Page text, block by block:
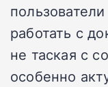
работать с
не таская с
особенно